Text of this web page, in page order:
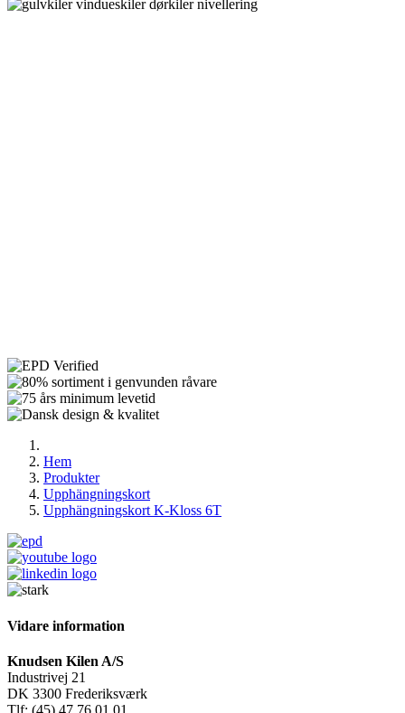
Hem
Produkter
Upphängningskort
Upphängningskort K-Kloss 6T
Vidare information
Knudsen Kilen A/S
Industrivej 21
DK 3300 Frederiksværk
Tlf: (45) 47 76 01 01